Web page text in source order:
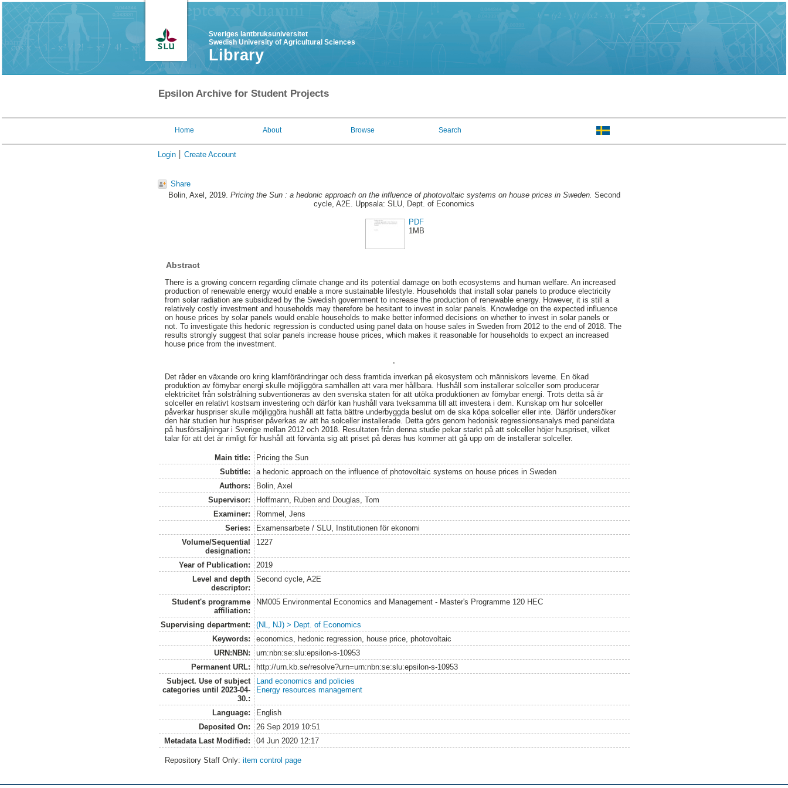
Sveriges lantbruksuniversitet
Swedish University of Agricultural Sciences
Library
Epsilon Archive for Student Projects
Home About Browse Search
Login Create Account
Share
Bolin, Axel , 2019. Pricing the Sun : a hedonic approach on the influence of photovoltaic systems on house prices in Sweden. Second
cycle, A2E. Uppsala: SLU, Dept. of Economics
PDF
1MB
Abstract
There is a growing concern regarding climate change and its potential damage on both ecosystems and human welfare. An increased
production of renewable energy would enable a more sustainable lifestyle. Households that install solar panels to produce electricity
from solar radiation are subsidized by the Swedish government to increase the production of renewable energy. However, it is still a
relatively costly investment and households may therefore be hesitant to invest in solar panels. Knowledge on the expected influence
on house prices by solar panels would enable households to make better informed decisions on whether to invest in solar panels or
not. To investigate this hedonic regression is conducted using panel data on house sales in Sweden from 2012 to the end of 2018. The
results strongly suggest that solar panels increase house prices, which makes it reasonable for households to expect an increased
house price from the investment.
Det råder en växande oro kring klamförändringar och dess framtida inverkan på ekosystem och människors leverne. En ökad
produktion av förnybar energi skulle möjliggöra samhällen att vara mer hållbara. Hushåll som installerar solceller som producerar
elektricitet från solstrålning subventioneras av den svenska staten för att utöka produktionen av förnybar energi. Trots detta så är
solceller en relativt kostsam investering och därför kan hushåll vara tveksamma till att investera i dem. Kunskap om hur solceller
påverkar huspriser skulle möjliggöra hushåll att fatta bättre underbyggda beslut om de ska köpa solceller eller inte. Därför undersöker
den här studien hur huspriser påverkas av att ha solceller installerade. Detta görs genom hedonisk regressionsanalys med paneldata
på husförsäljningar i Sverige mellan 2012 och 2018. Resultaten från denna studie pekar starkt på att solceller höjer huspriset, vilket
talar för att det är rimligt för hushåll att förvänta sig att priset på deras hus kommer att gå upp om de installerar solceller.
Main title:
Pricing the Sun
Subtitle:
a hedonic approach on the influence of photovoltaic systems on house prices in Sweden
Authors:
Bolin, Axel
Supervisor:
Hoffmann, Rubenand Douglas, Tom
Examiner:
Rommel, Jens
Series:
Examensarbete / SLU, Institutionen för ekonomi
Volume/Sequential
designation:
1227
Year of Publication:
2019
Level and depth
descriptor:
Second cycle, A2E
Student's programme
affiliation:
NM005 Environmental Economics and Management - Master's Programme 120 HEC
Supervising department:
(NL, NJ) > Dept. of Economics
Keywords:
economics, hedonic regression, house price, photovoltaic
URN:NBN:
urn:nbn:se:slu:epsilon-s-10953
Permanent URL:
http://urn.kb.se/resolve?urn=urn:nbn:se:slu:epsilon-s-10953
Subject. Use of subject
categories until 2023-04-
30.:
Land economics and policies
Energy resources management
Language:
English
Deposited On:
26 Sep 2019 10:51
Metadata Last Modified:
04 Jun 2020 12:17
Repository Staff Only:item control page